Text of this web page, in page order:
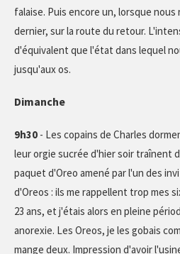
falaise. Puis encore un, lorsque
dernier, sur la route du retour.
d'équivalent que l'état dans lequel
jusqu'aux os.
Dimanche
9h30 - Les copains de Charles
leur orgie sucrée d'hier soir traînent
paquet d'Oreo amené par l'un des
d'Oreos : ils me rappellent trop mes
23 ans, et j'étais alors en pleine
anorexie. Les Oreos, je les gobais
mange deux. Impression d'avoir